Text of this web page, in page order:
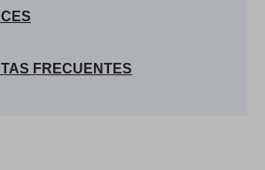
FRECUENTES